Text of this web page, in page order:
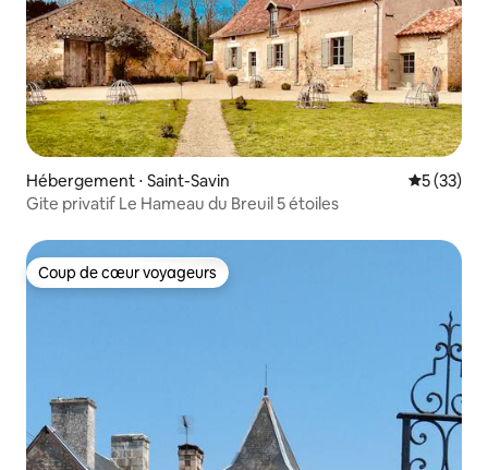
Hébergement ⋅ Saint-Savin
5 (33)
Gite privatif Le Hameau du Breuil 5 étoiles
Coup de cœur voyageurs
Coup de cœur voyageurs